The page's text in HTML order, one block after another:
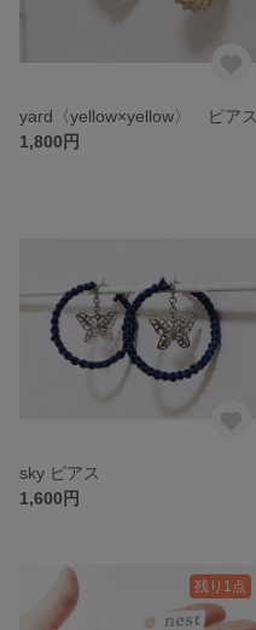
yard〈yellow×yellow〉 ピアス
1,800円
sky ピアス
1,600円
残り1点